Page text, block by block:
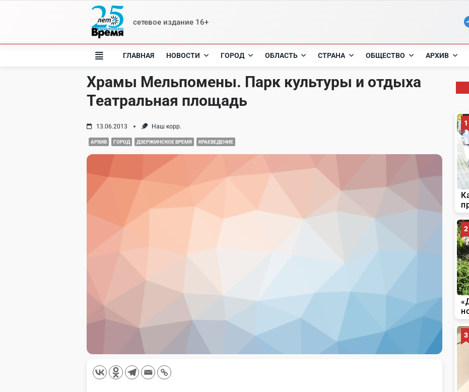
сетевое издание 16+
ГЛАВНАЯ НОВОСТИ ГОРОД ОБЛАСТЬ СТРАНА ОБЩЕСТВО АРХИВ
Храмы Мельпомены. Парк культуры и отдыха
Театральная площадь
13.06.2013 Наш корр.
АРХИВ ГОРОД ДЗЕРЖИНСКОЕ ВРЕМЯ КРАЕВЕДЕНИЕ